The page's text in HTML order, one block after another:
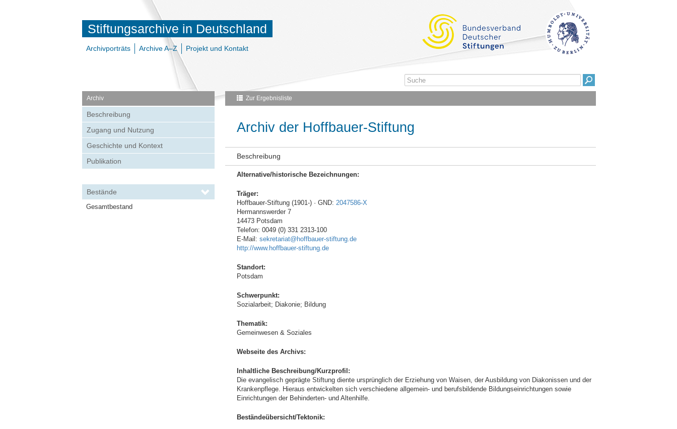
Stiftungsarchive in Deutschland
Archivporträts Archive A–Z Projekt und Kontakt
Archiv
Beschreibung
Zugang und Nutzung
Geschichte und Kontext
Publikation
Bestände
Gesamtbestand
Zur Ergebnisliste
Archiv der Hoffbauer-Stiftung
Beschreibung
Alternative/historische Bezeichnungen:
Träger:
Hoffbauer-Stiftung (1901-) · GND: 2047586-X
Hermannswerder 7
14473 Potsdam
Telefon: 0049 (0) 331 2313-100
E-Mail: sekretariat@hoffbauer-stiftung.de
http://www.hoffbauer-stiftung.de
Standort:
Potsdam
Schwerpunkt:
Sozialarbeit; Diakonie; Bildung
Thematik:
Gemeinwesen & Soziales
Webseite des Archivs:
Inhaltliche Beschreibung/Kurzprofil:
Die evangelisch geprägte Stiftung diente ursprünglich der Erziehung von Waisen, der Ausbildung von Diakonissen und der
Krankenpflege. Hieraus entwickelten sich verschiedene allgemein- und berufsbildende Bildungseinrichtungen sowie
Einrichtungen der Behinderten- und Altenhilfe.
Beständeübersicht/Tektonik: